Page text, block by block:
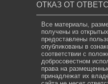
ОТКАЗ ОТ
Все материалы,
получены из
предоставлены
опубликованы в
соответствии с
добросовестном
права на
принадлежат их